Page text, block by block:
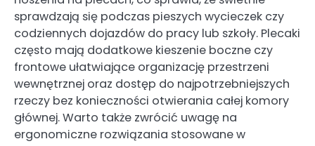
sprawdzają się podczas pieszych wycieczek czy
codziennych dojazdów do pracy lub szkoły. Plecaki
często mają dodatkowe kieszenie boczne czy
frontowe ułatwiające organizację przestrzeni
wewnętrznej oraz dostęp do najpotrzebniejszych
rzeczy bez konieczności otwierania całej komory
głównej. Warto także zwrócić uwagę na
ergonomiczne rozwiązania stosowane w